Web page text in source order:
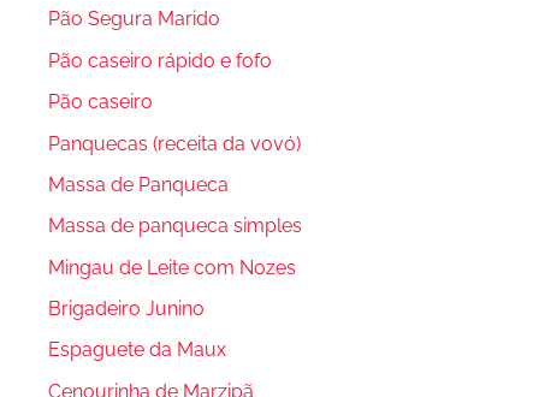
Pão Segura Marido
Pão caseiro rápido e fofo
Pão caseiro
Panquecas (receita da vovó)
Massa de Panqueca
Massa de panqueca simples
Mingau de Leite com Nozes
Brigadeiro Junino
Espaguete da Maux
Cenourinha de Marzipã